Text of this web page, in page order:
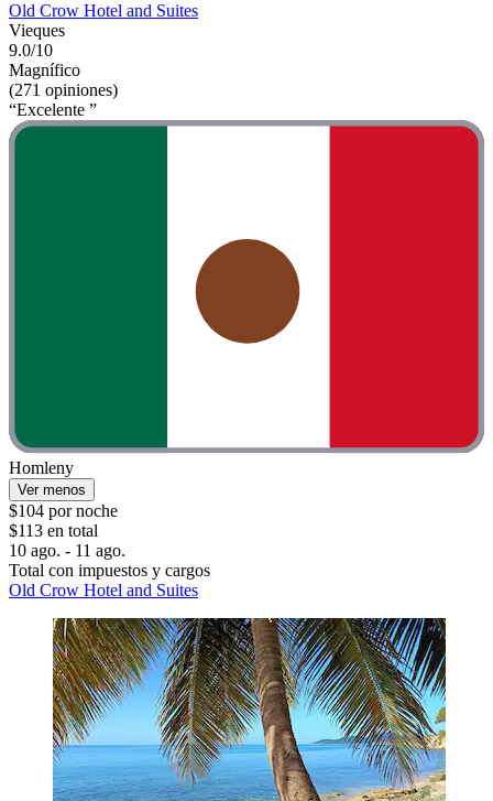
Old Crow Hotel and Suites
Vieques
9.0/10
Magnífico
(271 opiniones)
“Excelente ”
Homleny
Ver menos
$104 por noche
$113 en total
10 ago. - 11 ago.
Total con impuestos y cargos
Old Crow Hotel and Suites